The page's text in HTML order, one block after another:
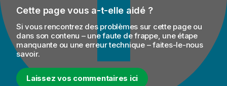
Cette page vous a-t-elle aidé ?
Si vous rencontrez des problèmes sur cette page ou
dans son contenu – une faute de frappe, une étape
manquante ou une erreur technique – faites-le-nous
savoir.
Laissez vos commentaires ici